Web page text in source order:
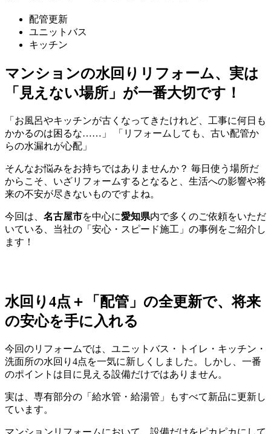
配管更新
ユニットバス
キッチン
マンションの水回りリフォーム、実は
「見えない場所」が一番大切です！
「お風呂やキッチンが古くなってきたけれど、工事に何日も
かかるのは困るな……」 「リフォームしても、古い配管か
らの水漏れが心配」
そんなお悩みをお持ちではありませんか？ 毎日使う場所だ
からこそ、いざリフォームするとなると、生活への影響や将
来の不安が尽きないものですよね。
今回は、 名古屋市を中心に愛知県内で多くのご依頼をいただ
いている、当社の「安心・スピード施工」の事例をご紹介し
ます！
水回り4点＋「配管」の全更新で、将来
の安心を手に入れる
今回のリフォームでは、ユニットバス・トイレ・キッチン・
洗面所の水回り4点を一気に新しくしました。しかし、一番
のポイントは目に見える設備だけではありません。
実は、専有部分の「給水管・給湯管」もすべて新品に更新し
ています。